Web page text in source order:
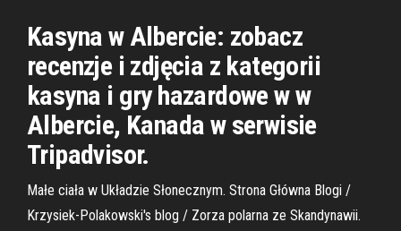
Kasyna w Albercie: zobacz
recenzje i zdjęcia z kategorii
kasyna i gry hazardowe w w
Albercie, Kanada w serwisie
Tripadvisor.
Małe ciała w Układzie Słonecznym. Strona Główna Blogi /
Krzysiek-Polakowski's blog / Zorza polarna ze Skandynawii.